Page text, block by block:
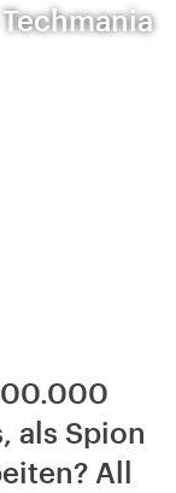
als Spion
All